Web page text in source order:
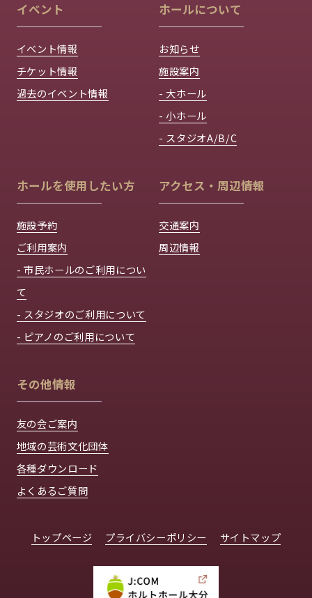
イベント
イベント情報
チケット情報
過去のイベント情報
ホールについて
お知らせ
施設案内
- 大ホール
- 小ホール
- スタジオA/B/C
ホールを使用したい方
施設予約
ご利用案内
- 市民ホールのご利用につい
て
- スタジオのご利用について
- ピアノのご利用について
アクセス・周辺情報
交通案内
周辺情報
その他情報
友の会ご案内
地域の芸術文化団体
各種ダウンロード
よくあるご質問
トップページ プライバシーポリシー サイトマップ